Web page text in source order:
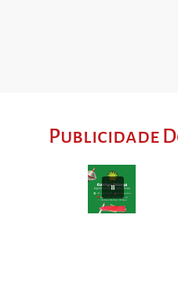
Publicidade